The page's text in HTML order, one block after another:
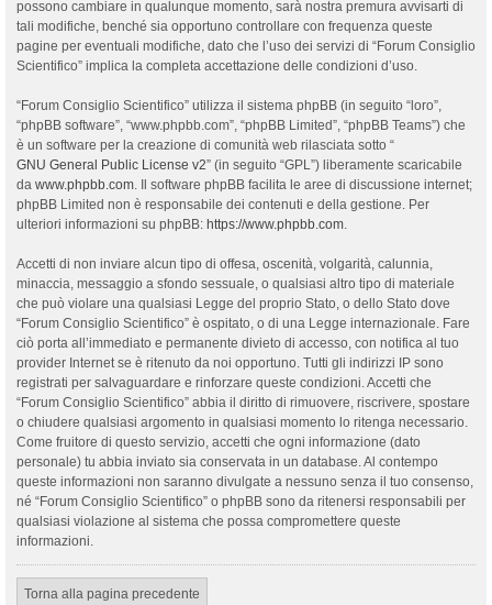
possono cambiare in qualunque momento, sarà nostra premura avvisarti di
tali modifiche, benché sia opportuno controllare con frequenza queste
pagine per eventuali modifiche, dato che l’uso dei servizi di “Forum Consiglio
Scientifico” implica la completa accettazione delle condizioni d’uso.
“Forum Consiglio Scientifico” utilizza il sistema phpBB (in seguito “loro”,
“phpBB software”, “www.phpbb.com”, “phpBB Limited”, “phpBB Teams”) che
è un software per la creazione di comunità web rilasciata sotto “
GNU General Public License v2” (in seguito “GPL”) liberamente scaricabile
da www.phpbb.com. Il software phpBB facilita le aree di discussione internet;
phpBB Limited non è responsabile dei contenuti e della gestione. Per
ulteriori informazioni su phpBB: https://www.phpbb.com.
Accetti di non inviare alcun tipo di offesa, oscenità, volgarità, calunnia,
minaccia, messaggio a sfondo sessuale, o qualsiasi altro tipo di materiale
che può violare una qualsiasi Legge del proprio Stato, o dello Stato dove
“Forum Consiglio Scientifico” è ospitato, o di una Legge internazionale. Fare
ciò porta all’immediato e permanente divieto di accesso, con notifica al tuo
provider Internet se è ritenuto da noi opportuno. Tutti gli indirizzi IP sono
registrati per salvaguardare e rinforzare queste condizioni. Accetti che
“Forum Consiglio Scientifico” abbia il diritto di rimuovere, riscrivere, spostare
o chiudere qualsiasi argomento in qualsiasi momento lo ritenga necessario.
Come fruitore di questo servizio, accetti che ogni informazione (dato
personale) tu abbia inviato sia conservata in un database. Al contempo
queste informazioni non saranno divulgate a nessuno senza il tuo consenso,
né “Forum Consiglio Scientifico” o phpBB sono da ritenersi responsabili per
qualsiasi violazione al sistema che possa compromettere queste
informazioni.
Torna alla pagina precedente